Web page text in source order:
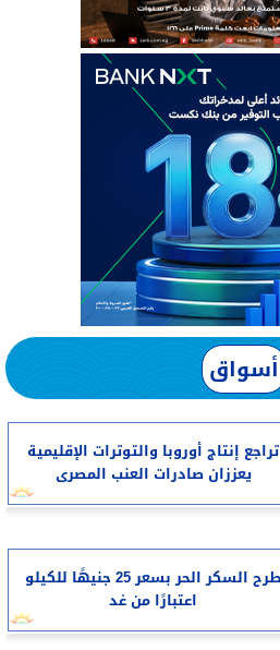
أسواق
تراجع إنتاج أوروبا والتوترات الإقليمية
يعززان صادرات العنب المصرى
طرح السكر الحر بسعر 25 جنيهًا للكيلو
اعتبارًا من غد